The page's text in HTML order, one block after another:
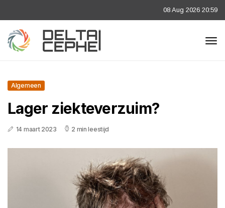
08 Aug 2026 20:59
Algemeen
Lager ziekteverzuim?
14 maart 2023 2 min leestijd